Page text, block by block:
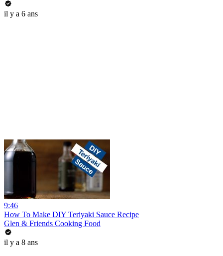
il y a 6 ans
9:46
How To Make DIY Teriyaki Sauce Recipe
Glen & Friends Cooking Food
il y a 8 ans